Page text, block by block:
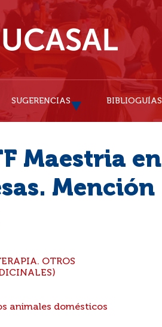
SUGERENCIAS BIBLIOGUÍAS
Maestria en
Mención
OTROS
animales domésticos